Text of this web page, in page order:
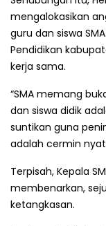
mengalokasikan
guru dan siswa
Pendidikan
kerja sama.
“SMA memang
dan siswa didik
suntikan guna
adalah cermin
Terpisah, Kepala
membenarkan,
ketangkasan.